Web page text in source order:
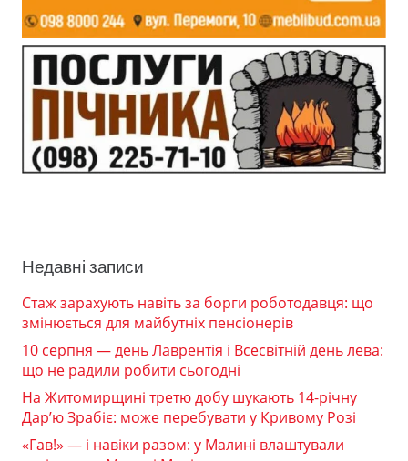
Недавні записи
Стаж зарахують навіть за борги роботодавця: що
змінюється для майбутніх пенсіонерів
10 серпня — день Лаврентія і Всесвітній день лева:
що не радили робити сьогодні
На Житомирщині третю добу шукають 14-річну
Дар’ю Зрабіє: може перебувати у Кривому Розі
«Гав!» — і навіки разом: у Малині влаштували